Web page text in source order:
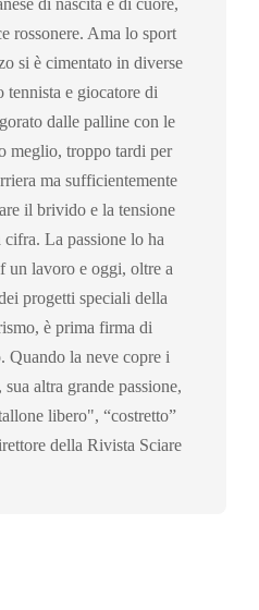
di nascita e di cuore,
rossonere. Ama lo sport
si è cimentato in diverse
e giocatore di
dalle palline con le
meglio, troppo tardi per
ma sufficientemente
il brivido e la tensione
cifra. La passione lo ha
un lavoro e oggi, oltre a
progetti speciali della
è prima firma di
Quando la neve copre i
altra grande passione,
libero", “costretto”
della Rivista Sciare